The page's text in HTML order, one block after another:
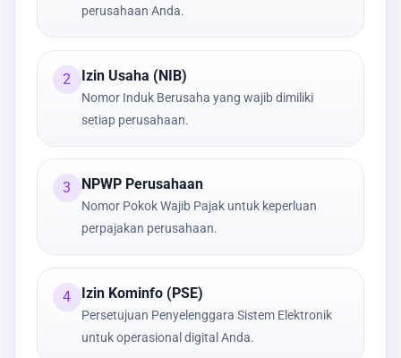
perusahaan Anda.
2 Izin Usaha (NIB)
Nomor Induk Berusaha yang wajib dimiliki
setiap perusahaan.
3 NPWP Perusahaan
Nomor Pokok Wajib Pajak untuk keperluan
perpajakan perusahaan.
4 Izin Kominfo (PSE)
Persetujuan Penyelenggara Sistem Elektronik
untuk operasional digital Anda.